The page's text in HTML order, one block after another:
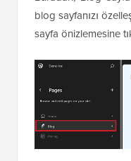
blog sayfanızı
sayfa önizlemesine